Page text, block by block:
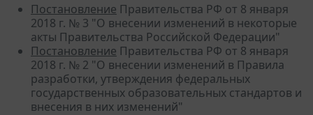
Постановление Правительства РФ от 8 января
2018 г. № 3 "О внесении изменений в некоторые
акты Правительства Российской Федерации"
Постановление Правительства РФ от 8 января
2018 г. № 2 "О внесении изменений в Правила
разработки, утверждения федеральных
государственных образовательных стандартов и
внесения в них изменений"